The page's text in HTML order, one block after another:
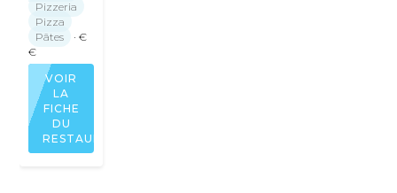
Pizzeria
Pizza
Pâtes
· €
€
VOIR
LA
FICHE
DU
RESTAURANT